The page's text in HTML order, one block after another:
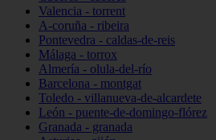
Valencia - torrent
A-coruña - ribeira
Pontevedra - caldas-de-reis
Málaga - torrox
Almería - olula-del-río
Barcelona - montgat
Toledo - villanueva-de-alcardete
León - puente-de-domingo-flórez
Granada - granada